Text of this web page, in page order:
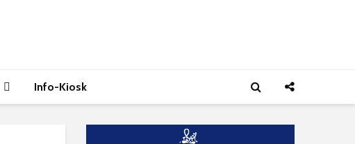
Info-Kiosk